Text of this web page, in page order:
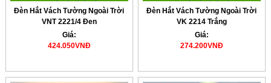
Đèn Hắt Vách Tường Ngoài Trời
VNT 2221/4 Đen
Giá:
424.050VNĐ
Đèn Hắt Vách Tường Ngoài Trời
VK 2214 Trắng
Giá:
274.200VNĐ